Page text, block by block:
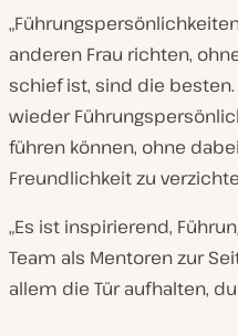
anderen Frau richten,
schief ist, sind die
wieder
führen können, ohne
Freundlichkeit zu
„Es ist inspirierend,
Team als Mentoren zur
allem die Tür aufhalten,